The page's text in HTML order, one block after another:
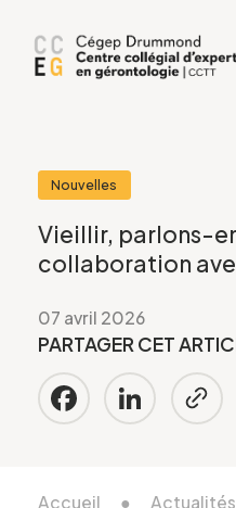
Accueil ● Actualités
Nouvelles
Vieillir, parlons-
collaboration
07 avril 2026
PARTAGER CET
Facebook
LinkedIn